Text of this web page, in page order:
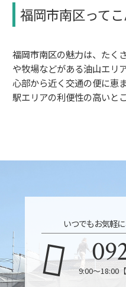
福岡市南区って
福岡市南区の魅力は、たく
や牧場などがある油山エリ
心部から近く交通の便に恵
駅エリアの利便性の高いとこ
いつでもお気軽
9:00～18:00